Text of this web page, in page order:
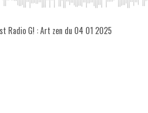
Radio G! : Art zen du 04 01 2025